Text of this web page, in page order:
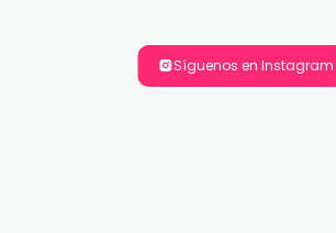
Síguenos en Instagram